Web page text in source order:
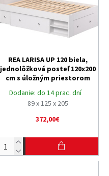
Dodanie: do 14 prac. dní
89 x 125 x 205
REA LARISA UP 120 biela,
jednolôžková posteľ 120x200
cm s úložným priestorom
372,00€